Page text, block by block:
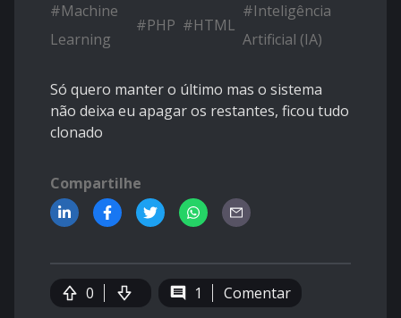
#Machine
Learning
#PHP #HTML
#Inteligência
Artificial (IA)
Só quero manter o último mas o sistema
não deixa eu apagar os restantes, ficou tudo
clonado
Compartilhe
0 1 Comentar